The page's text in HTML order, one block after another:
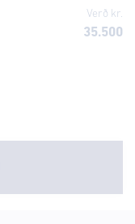
Verð kr.
35.500